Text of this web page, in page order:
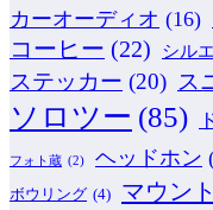
カーオーディオ (16)
コーヒー (22) シル
ステッカー (20) ス
ソロツー (85)
フォト蔵 (2) ヘッドホン
ボウリング (4) マウン